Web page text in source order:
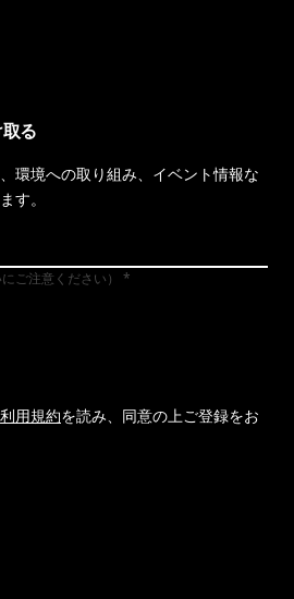
る
環境への取り組み、イベント情報な
す。
ご注意ください）
利用規約を読み、同意の上ご登録をお